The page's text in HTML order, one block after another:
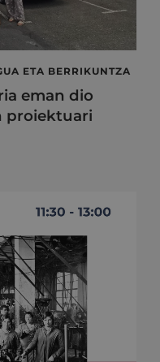
ETA BERRIKUNTZA
eman dio
proiektuari